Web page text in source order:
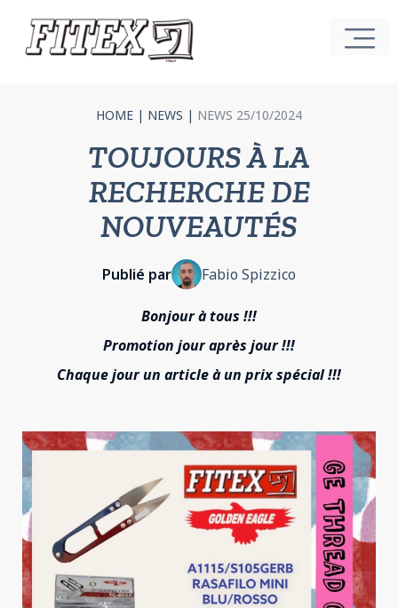
HOME | NEWS | NEWS 25/10/2024
TOUJOURS À LA
RECHERCHE DE
NOUVEAUTÉS
Publié par Fabio Spizzico
Bonjour à tous !!!
Promotion jour après jour !!!
Chaque jour un article à un prix spécial !!!